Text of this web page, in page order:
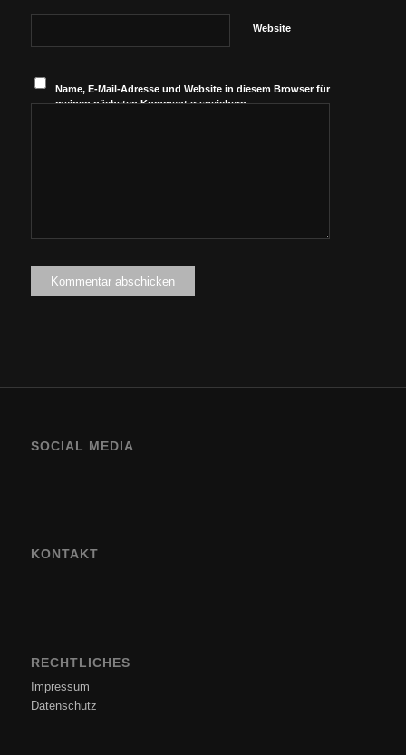
Website
Name, E-Mail-Adresse und Website in diesem Browser für
meinen nächsten Kommentar speichern.
SOCIAL MEDIA
KONTAKT
RECHTLICHES
Impressum
Datenschutz